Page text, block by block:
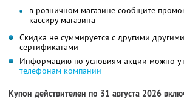
в розничном магазине сообщите
кассиру магазина
Скидка не суммируется с другими
сертификатами
Информацию по условиям акции можно
телефонам компании
Купон действителен по 31 августа 2026